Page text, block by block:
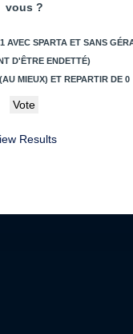
vous ?
AVEC SPARTA ET SANS
D'ÊTRE ENDETTÉ)
MIEUX) ET REPARTIR DE 0
Results